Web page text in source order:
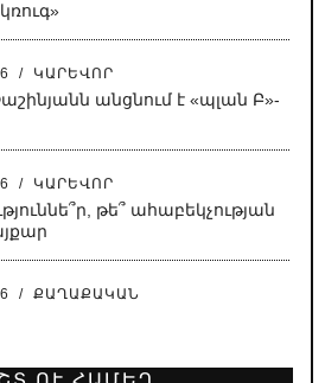
/ ԿԱՐԵՎՈՐ
անցնում է «պլան Բ»-
/ ԿԱՐԵՎՈՐ
թե՞ ահաբեկչության
/ ՔԱՂԱՔԱԿԱՆ